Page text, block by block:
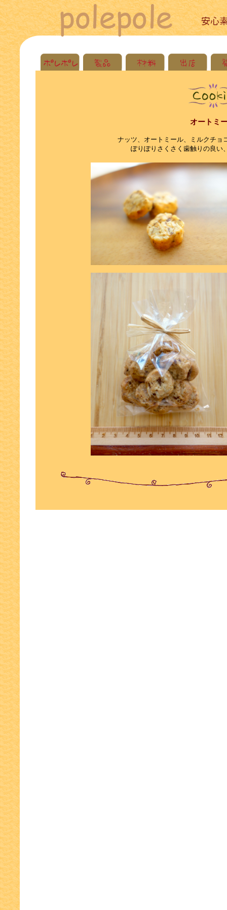
オートミ
ナッツ、オートミール、ミルクチョ
ぽりぽりさくさく歯触りの良い